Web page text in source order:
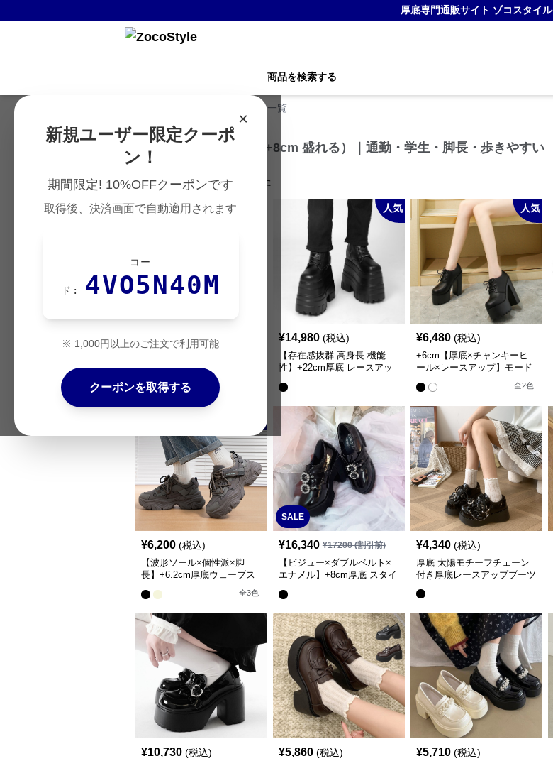
厚底専門通販サイト ゾコスタイル
商品を検索する
×
新規ユーザー限定クーポ
ン！
期間限定! 10%OFFクーポンです
取得後、決済画面で自動適用されます
コー
ド: 4VO5N40M
※ 1,000円以上のご注文で利用可能
クーポンを取得する
ローファーの一覧
厚底ローファー（+3〜+8cm 盛れる）｜通勤・学生・脚長・歩きやすい
263件の商品が見つかりました
5,940 (税込)
｜モード系ローファーパンプ
ス
人気
¥14,980 (税込)
【存在感抜群 高身長 機能
性】+22cm厚底 レースアッ
人気
¥6,480 (税込)
+6cm【厚底×チャンキーヒ
ール×レースアップ】モード
全2色
¥6,200 (税込)
【波形ソール×個性派×脚
長】+6.2cm厚底ウェーブス
ニーカー｜2色展開・26cm対
応
全3色
SALE
¥16,340 ¥17200(割引前)
【ビジュー×ダブルベルト×
エナメル】+8cm厚底 スタイ
¥4,340 (税込)
厚底 太陽モチーフチェーン
付き厚底レースアップブーツ
¥10,730 (税込) ¥5,860 (税込) ¥5,710 (税込)